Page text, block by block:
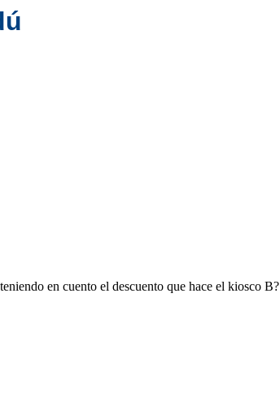
en cuento el descuento que hace el kiosco B?